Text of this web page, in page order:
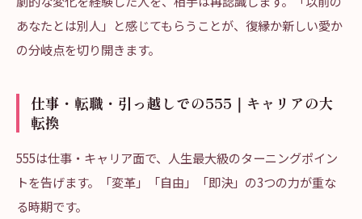
あなたとは別人」と感じてもらうことが、復縁か新しい愛か
の分岐点を切り開きます。
仕事・転職・引っ越しでの555｜キャリアの大
転換
555は仕事・キャリア面で、人生最大級のターニングポイン
トを告げます。「変革」「自由」「即決」の3つの力が重な
る時期です。